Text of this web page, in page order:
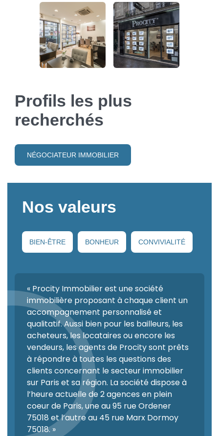
Profils les plus
recherchés
NÉGOCIATEUR IMMOBILIER
Nos valeurs
BIEN-ÊTRE BONHEUR CONVIVIALITÉ
« Procity Immobilier est une société
immobilière proposant à chaque client un
accompagnement personnalisé et
qualitatif. Aussi bien pour les bailleurs, les
acheteurs, les locataires ou encore les
vendeurs, les agents de Procity sont prêts
à répondre à toutes les questions des
clients concernant le secteur immobilier
sur Paris et sa région. La société dispose à
l’heure actuelle de 2 agences en plein
coeur de Paris, une au 95 rue Ordener
75018 et l’autre au 45 rue Marx Dormoy
75018. »